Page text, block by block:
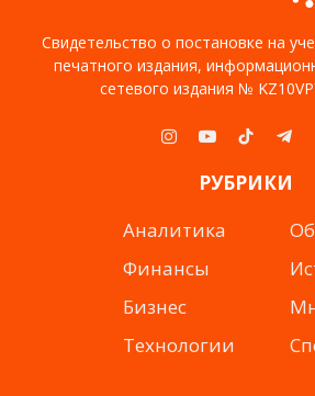
Свидетельство о постановке на
печатного издания,
сетевого издания №
Instagram
YouTubeTikTok
РУБРИКИ
Аналитика
Финансы
Бизнес
Технологии